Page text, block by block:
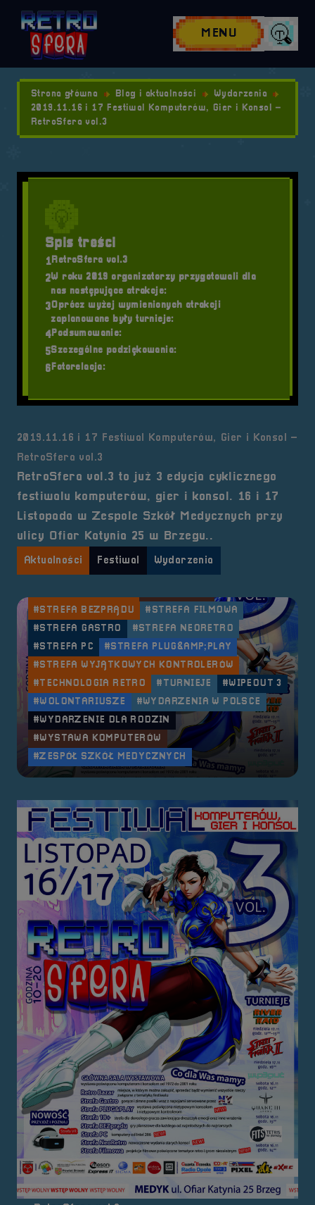
Przejdź do nawigacji
Przejdź do treści
Przejdź do stopki
MENU
Strona główna Blog i aktualności
Wydarzenia
2019.11.16 i 17 Festiwal Komputerów, Gier i Konsol –
RetroSfera vol.3
2019.11.16 i 17 Festiwal Komputerów, Gier i Konsol –
RetroSfera vol.3
RetroSfera vol.3 to już 3 edycja cyklicznego
festiwalu komputerów, gier i konsol. 16 i 17
Listopada w Zespole Szkół Medycznych przy
ulicy Ofiar Katynia 25 w Brzegu..
Aktualności Festiwal Wydarzenia
Tagi: #ATRAKCJE #BRZEG
#FESTIWAL GIER
#FESTIWAL KOMPUTERÓW
#FESTIWAL KONSOL
#FITS
#GOŚCIE SPECJALNI
#GRY PLANSZOWE
#HISTORIA GIER
#MEDIA #PATRONI
#RETRO BAZAR
#RETRO GAMING
#RETROSFERA VOL.3
#RIVERRAID
#STREFA BEZPRĄDU
#STREFA FILMOWA
#STREFA GASTRO
#STREFA NEORETRO
#STREFA PC
#STREFA PLUG&AMP;PLAY
#STREFA WYJĄTKOWYCH KONTROLERÓW
#TECHNOLOGIA RETRO
#TURNIEJE
#WIPEOUT 3
#WOLONTARIUSZE
#WYDARZENIA W POLSCE
#WYDARZENIE DLA RODZIN
#WYSTAWA KOMPUTERÓW
#ZESPÓŁ SZKÓŁ MEDYCZNYCH
Spis treści
1RetroSfera vol.3
2W roku 2019 organizatorzy przygotowali dla
nas następujące atrakcje:
3Oprócz wyżej wymienionych atrakcji
zaplanowane były turnieje:
4Podsumowanie:
5Szczególne podziękowania:
6Fotorelacja: